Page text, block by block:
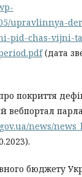
upravlinnya-
pid-chas-vijni-
(дата
покриття
вебпортал
news/
бюджету